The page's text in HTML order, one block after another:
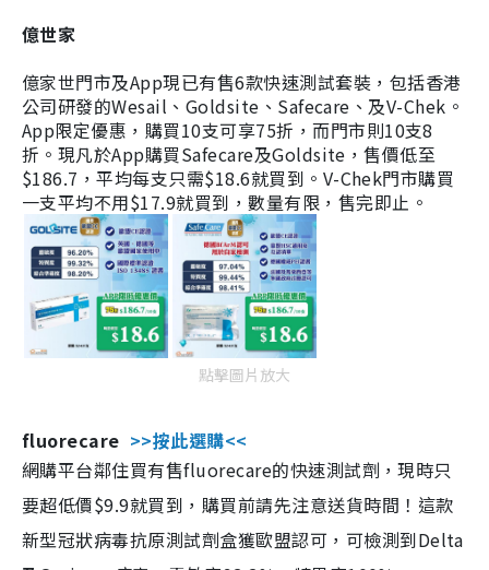
億世家
億家世門市及App現已有售6款快速測試套裝，包括香港
公司研發的Wesail、Goldsite、Safecare、及V-Chek。
App限定優惠，購買10支可享75折，而門市則10支8
折。現凡於App購買Safecare及Goldsite，售價低至
$186.7，平均每支只需$18.6就買到。V-Chek門市購買
一支平均不用$17.9就買到，數量有限，售完即止。
點擊圖片放大
fluorecare >>按此選購<<
網購平台鄰住買有售fluorecare的快速測試劑，現時只
要超低價$9.9就買到，購買前請先注意送貨時間！這款
新型冠狀病毒抗原測試劑盒獲歐盟認可，可檢測到Delta